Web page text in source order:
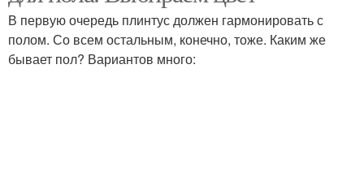
В первую очередь плинтус должен гармонировать с
полом. Со всем остальным, конечно, тоже. Каким же
бывает пол? Вариантов много: